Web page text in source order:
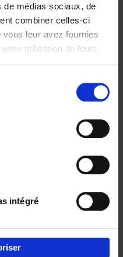
de médias sociaux, de
combiner celles-ci
leur avez fournies
utilisation de leurs
intégré
like a PRO -
revised edition (EN)